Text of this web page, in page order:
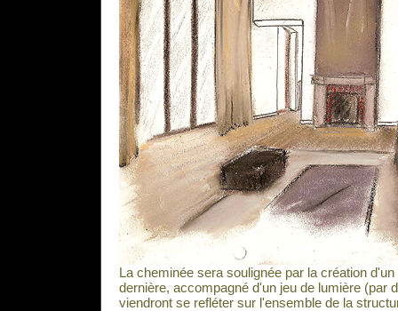
La cheminée sera soulignée par la création
dernière, accompagné d'un jeu de lumière (par
viendront se refléter sur l'ensemble de la